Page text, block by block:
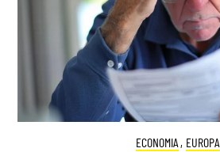
ECONOMIA , EUROPA